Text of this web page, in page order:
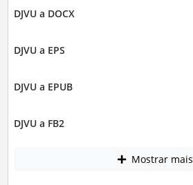
DJVU a DOCX
DJVU a EPS
DJVU a EPUB
DJVU a FB2
Mostrar mais